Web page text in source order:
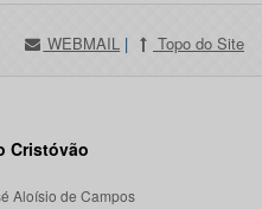
WEBMAIL | Topo do Site
Cristóvão
Aloísio de Campos